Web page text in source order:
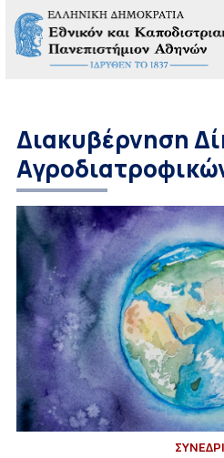
Διακυβέρνηση